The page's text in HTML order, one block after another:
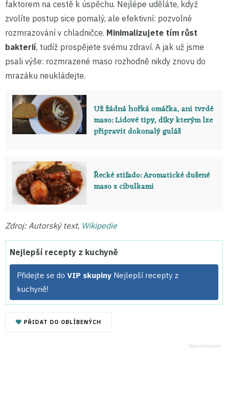
faktorem na cestě k úspěchu. Nejlépe uděláte, když
zvolíte postup sice pomalý, ale efektivní: pozvolné
rozmrazování v chladničce. Minimalizujete tím růst
bakterií, tudíž prospějete svému zdraví. A jak už jsme
psali výše: rozmrazené maso rozhodně nikdy znovu do
mrazáku neukládejte.
Už žádná hořká omáčka, ani tvrdé
maso: Lidové tipy, díky kterým lze
připravit dokonalý guláš
Řecké stifado: Aromatické dušené
maso s cibulkami
Zdroj: Autorský text, Wikipedie
Nejlepší recepty z kuchyně
Přidejte se do VIP skupiny Nejlepší recepty z
kuchyně!
PŘIDAT DO OBLÍBENÝCH